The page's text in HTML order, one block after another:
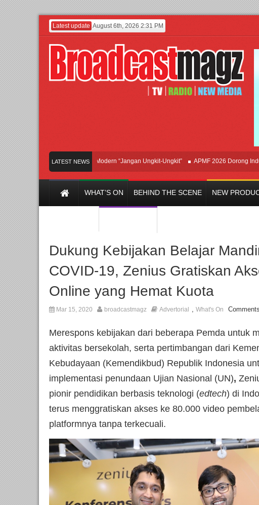
Latest update August 6th, 2026 2:31 PM
LATEST NEWS
Afan Hadirkan Hipdut Modern “Jangan Ungkit-Ungkit” APMF 2026 Dorong Industri
WHAT’S ON BEHIND THE SCENE NEW
Dukung Kebijakan Belajar
COVID-19, Zenius Gratiskan
Online yang Hemat Kuota
Mar 15, 2020 broadcastmagz Advertorial , What's On
Merespons kebijakan dari beberapa Pemda untuk
aktivitas bersekolah, serta pertimbangan dari
Kebudayaan (Kemendikbud) Republik Indonesia
implementasi penundaan Ujian Nasional (UN),
pionir pendidikan berbasis teknologi (edtech) di
terus menggratiskan akses ke 80.000 video
platformnya tanpa terkecuali.